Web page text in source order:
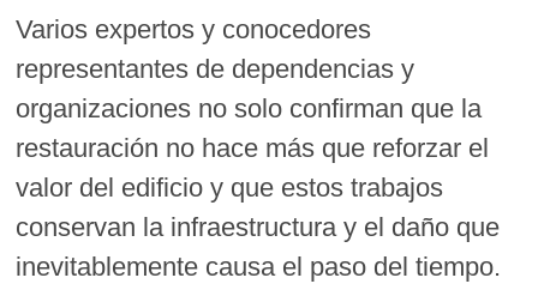
Varios expertos y conocedores
representantes de dependencias y
organizaciones no solo confirman que la
restauración no hace más que reforzar el
valor del edificio y que estos trabajos
conservan la infraestructura y el daño que
inevitablemente causa el paso del tiempo.